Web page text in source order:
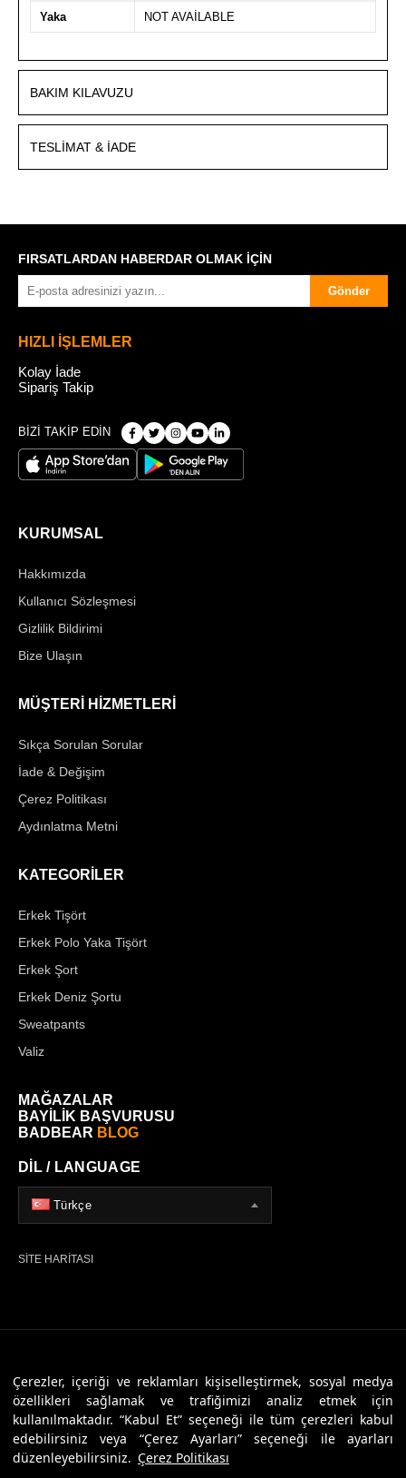
Çerezler, içeriği ve reklamları kişiselleştirmek, sosyal medya
özellikleri sağlamak ve trafiğimizi analiz etmek için
kullanılmaktadır. “Kabul Et” seçeneği ile tüm çerezleri kabul
edebilirsiniz veya “Çerez Ayarları” seçeneği ile ayarları
düzenleyebilirsiniz. Çerez Politikası
Yaka NOT AVAİLABLE
BAKIM KILAVUZU
TESLIMAT & İADE
FIRSATLARDAN HABERDAR OLMAK İÇİN
Gönder
HIZLI İŞLEMLER
Kolay İade
Sipariş Takip
BİZİ TAKİP EDİN
KURUMSAL
Hakkımızda
Kullanıcı Sözleşmesi
Gizlilik Bildirimi
Bize Ulaşın
MÜŞTERİ HİZMETLERİ
Sıkça Sorulan Sorular
İade & Değişim
Çerez Politikası
Aydınlatma Metni
KATEGORİLER
Erkek Tişört
Erkek Polo Yaka Tişört
Erkek Şort
Erkek Deniz Şortu
Sweatpants
Valiz
MAĞAZALAR
BAYİLİK BAŞVURUSU
BADBEAR BLOG
DİL / LANGUAGE
Türkçe
SİTE HARİTASI